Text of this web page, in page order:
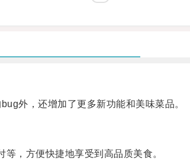
外，还增加了更多新功能和美味菜品。
，方便快捷地享受到高品质美食。